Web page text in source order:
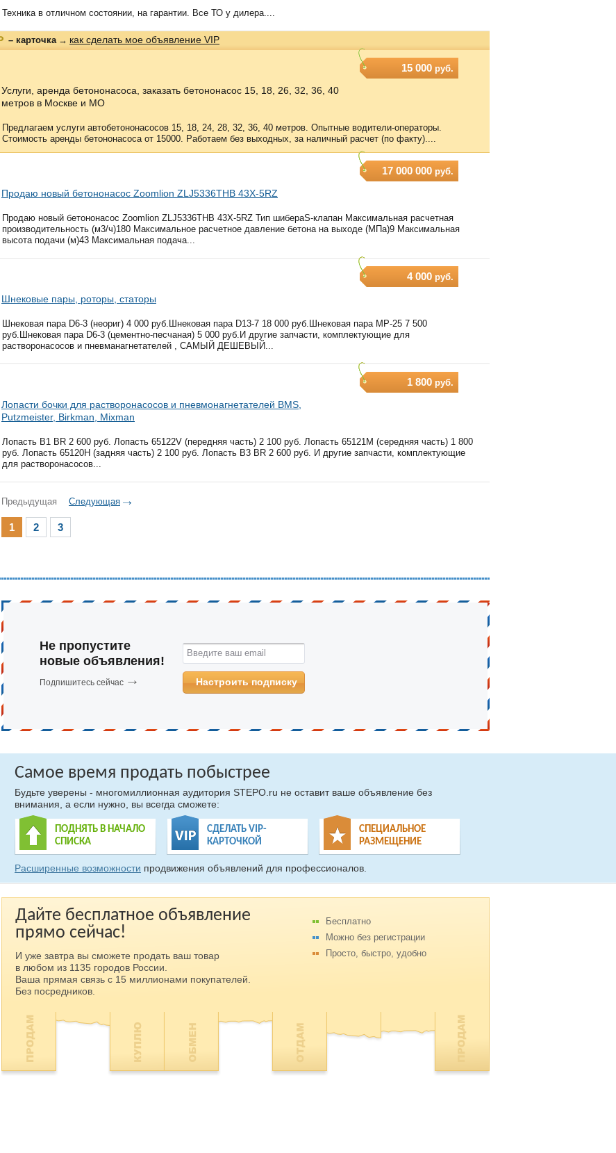
Техника в отличном состоянии, на гарантии. Все ТО у дилера....
– карточка → как сделать мое объявление VIP
Услуги, аренда бетононасоса, заказать бетононасос 15, 18, 26, 32, 36, 40
метров в Москве и МО
15 000 руб.
Предлагаем услуги автобетононасосов 15, 18, 24, 28, 32, 36, 40 метров. Опытные водители-операторы.
Стоимость аренды бетононасоса от 15000. Работаем без выходных, за наличный расчет (по факту)....
Продаю новый бетононасос Zoomlion ZLJ5336THB 43X-5RZ
17 000 000 руб.
Продаю новый бетононасос Zoomlion ZLJ5336THB 43X-5RZ Тип шибераS-клапан Максимальная расчетная
производительность (м3/ч)180 Максимальное расчетное давление бетона на выходе (МПа)9 Максимальная
высота подачи (м)43 Максимальная подача...
Шнековые пары, роторы, статоры
4 000 руб.
Шнековая пара D6-3 (неориг) 4 000 руб.Шнековая пара D13-7 18 000 руб.Шнековая пара МР-25 7 500
руб.Шнековая пара D6-3 (цементно-песчаная) 5 000 руб.И другие запчасти, комплектующие для
растворонасосов и пневманагнетателей , САМЫЙ ДЕШЕВЫЙ...
Лопасти бочки для растворонасосов и пневмонагнетателей BMS,
Putzmeister, Birkman, Mixman
1 800 руб.
Лопасть В1 BR 2 600 руб. Лопасть 65122V (передняя часть) 2 100 руб. Лопасть 65121М (середняя часть) 1 800
руб. Лопасть 65120Н (задняя часть) 2 100 руб. Лопасть В3 BR 2 600 руб. И другие запчасти, комплектующие
для растворонасосов...
Предыдущая Следующая
1 2 3
Не пропустите
новые объявления!
Подпишитесь сейчас
Введите ваш email
Настроить подписку
Самое время продать побыстрее
Будьте уверены - многомиллионная аудитория STEPO.ru не оставит ваше объявление без
внимания, а если нужно, вы всегда сможете:
ПОДНЯТЬ В НАЧАЛО
СПИСКА
СДЕЛАТЬ VIP-
КАРТОЧКОЙ
СПЕЦИАЛЬНОЕ
РАЗМЕЩЕНИЕ
Расширенные возможности продвижения объявлений для профессионалов.
Бесплатно
Можно без регистрации
Просто, быстро, удобно
Дайте бесплатное объявление
прямо сейчас!
И уже завтра вы сможете продать ваш товар
в любом из 1135 городов России.
Ваша прямая связь с 15 миллионами покупателей.
Без посредников.